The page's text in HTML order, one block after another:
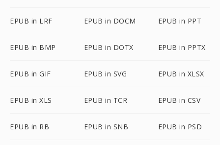
EPUB in LRF EPUB in DOCM EPUB in PPT
EPUB in BMP EPUB in DOTX EPUB in PPTX
EPUB in GIF EPUB in SVG EPUB in XLSX
EPUB in XLS EPUB in TCR EPUB in CSV
EPUB in RB EPUB in SNB EPUB in PSD